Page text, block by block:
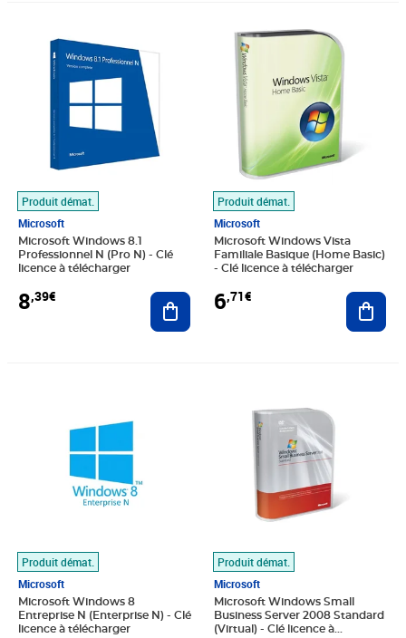
Produit démat.
Microsoft
Microsoft Windows 8.1
Professionnel N (Pro N) - Clé
licence à télécharger
8,39€ Ajouter au panier
Produit démat.
Microsoft
Microsoft Windows Vista
Familiale Basique (Home Basic)
- Clé licence à télécharger
6,71€
Produit démat.
Microsoft
Microsoft Windows 8
Entreprise N (Enterprise N) - Clé
licence à télécharger
Produit démat.
Microsoft
Microsoft Windows Small
Business Server 2008 Standard
(Virtual) - Clé licence à